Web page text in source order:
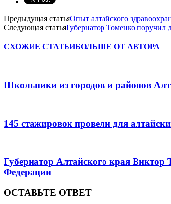
Предыдущая статьяОпыт алтайского
Следующая статьяГубернатор Томенко поручил
СХОЖИЕ СТАТЬИБОЛЬШЕ ОТ АВТОРА
Школьники из городов и районов
145 стажировок провели для
Губернатор Алтайского края Виктор
Федерации
ОСТАВЬТЕ ОТВЕТ